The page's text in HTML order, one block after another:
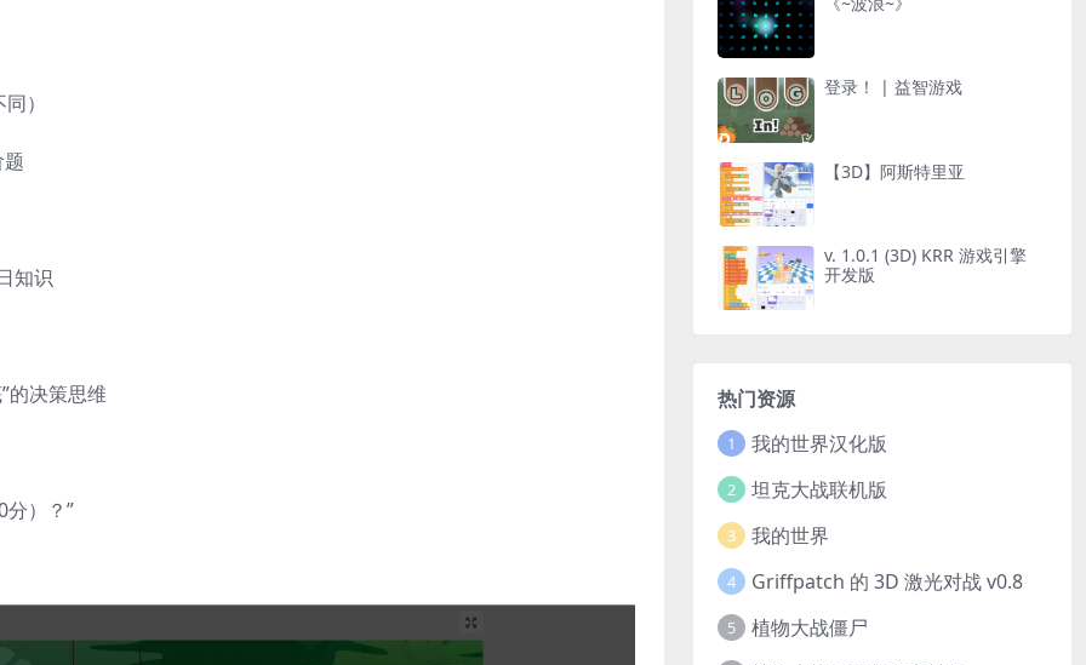
）
知识
的决策思维
）？”
登录！ | 益智游戏
【3D】阿斯特里亚
v. 1.0.1 (3D) KRR 游戏引擎
开发版
热门资源
1 我的世界汉化版
2 坦克大战联机版
3 我的世界
4 Griffpatch 的 3D 激光对战 v0.8
5 植物大战僵尸